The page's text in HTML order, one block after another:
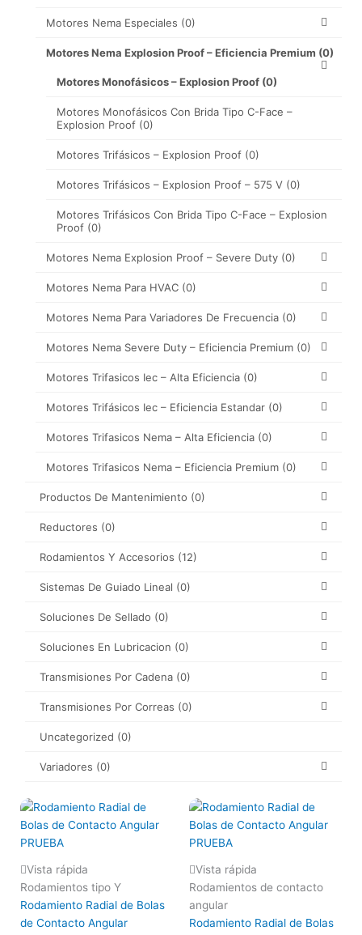
Motores Nema Especiales (0)
Motores Nema Explosion Proof – Eficiencia Premium (0)
Motores Monofásicos – Explosion Proof (0)
Motores Monofásicos Con Brida Tipo C-Face –
Explosion Proof (0)
Motores Trifásicos – Explosion Proof (0)
Motores Trifásicos – Explosion Proof – 575 V (0)
Motores Trifásicos Con Brida Tipo C-Face – Explosion
Proof (0)
Motores Nema Explosion Proof – Severe Duty (0)
Motores Nema Para HVAC (0)
Motores Nema Para Variadores De Frecuencia (0)
Motores Nema Severe Duty – Eficiencia Premium (0)
Motores Trifasicos Iec – Alta Eficiencia (0)
Motores Trifásicos Iec – Eficiencia Estandar (0)
Motores Trifasicos Nema – Alta Eficiencia (0)
Motores Trifasicos Nema – Eficiencia Premium (0)
Productos De Mantenimiento (0)
Reductores (0)
Rodamientos Y Accesorios (12)
Sistemas De Guiado Lineal (0)
Soluciones De Sellado (0)
Soluciones En Lubricacion (0)
Transmisiones Por Cadena (0)
Transmisiones Por Correas (0)
Uncategorized (0)
Variadores (0)
Vista rápida
Rodamientos tipo Y
Rodamiento Radial de Bolas
de Contacto Angular
Vista rápida
Rodamientos de contacto
angular
Rodamiento Radial de Bolas